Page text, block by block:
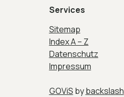
Services
Sitemap
Index A – Z
Datenschutz
Impressum
GOViS bybackslash